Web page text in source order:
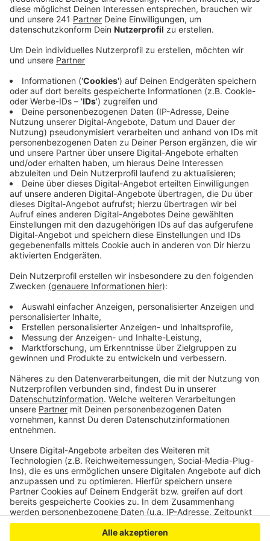
Anzeige
Anzeige
2022 waren es noch 31. Damit liegt Leverkusen im
bundesweiten NRW-Trend. Gesunken ist auch die Zahl
der Geschwindigkeitsüberschreitungen. Stattdessen
kam es dafür zu mehr Unfällen wegen ungenügend
Sicherheitsabstand. Insgesamt ist der Trend der
Unfallstatistik eher negativ, die Zahl der Unfälle mit
Personenschäden ist wieder angestiegen.
Anzeige
Mehr Meldungen aus Leverkusen
Anzeige
Leverkusen: Nachwirkungen des Derbys
Stadt Leverkusen leiht sich noch mehr Geld
Zoll in Leverkusen im Großeinsatz
Anzeige
Anzeige